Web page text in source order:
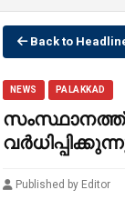
Back to
NEWS PALAKKAD
സംസ്ഥാനത്ത്
Published by Editor